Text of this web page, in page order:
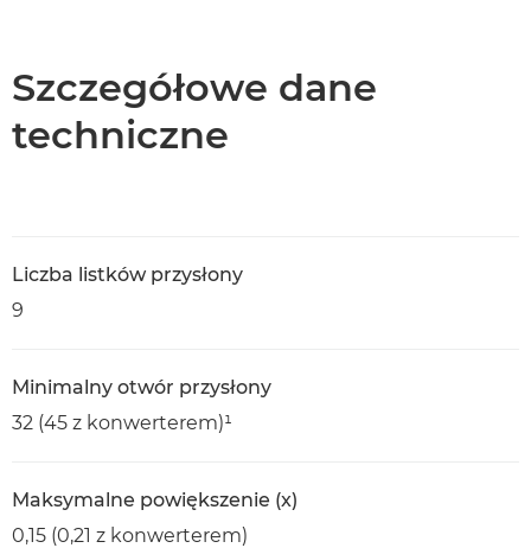
Szczegółowe dane
techniczne
Liczba listków przysłony
9
Minimalny otwór przysłony
32 (45 z konwerterem)¹
Maksymalne powiększenie (x)
0,15 (0,21 z konwerterem)